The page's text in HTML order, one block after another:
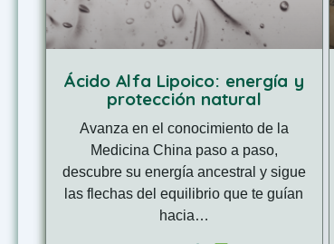
Ácido Alfa Lipoico: energía y
protección natural
Avanza en el conocimiento de la
Medicina China paso a paso,
descubre su energía ancestral y sigue
las flechas del equilibrio que te guían
hacia…